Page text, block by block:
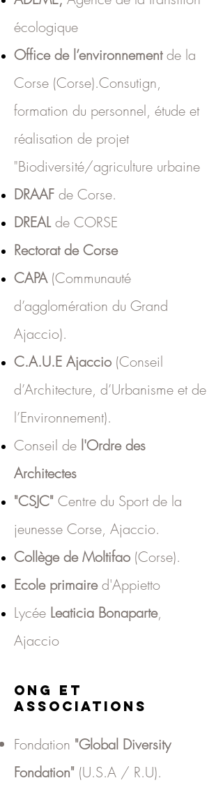
écologique
Office de l’environnementde la
Corse (Corse).Consutign,
formation du personnel, étude et
réalisation de projet
"Biodiversité/agriculture urbaine
DRAAF de Corse.
DREALde CORSE
Rectorat de Corse
CAPA (Communauté
d’agglomération du Grand
Ajaccio).
C.A.U.E Ajaccio (Conseil
d’Architecture, d’Urbanisme et de
l’Environnement).
Conseil de l'Ordre des
Architectes
"CSJC" Centre du Sport de la
jeunesse Corse, Ajaccio.
Collège de Moltifao (Corse).
Ecole primaired'Appietto
Lycée Leaticia Bonaparte,
Ajaccio
ONG et
Associations
Fondation "Global Diversity
Fondation" (U.S.A / R.U).